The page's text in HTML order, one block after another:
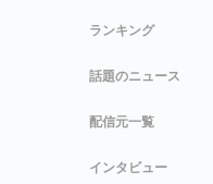
ランキング
話題のニュース
配信元一覧
インタビュー